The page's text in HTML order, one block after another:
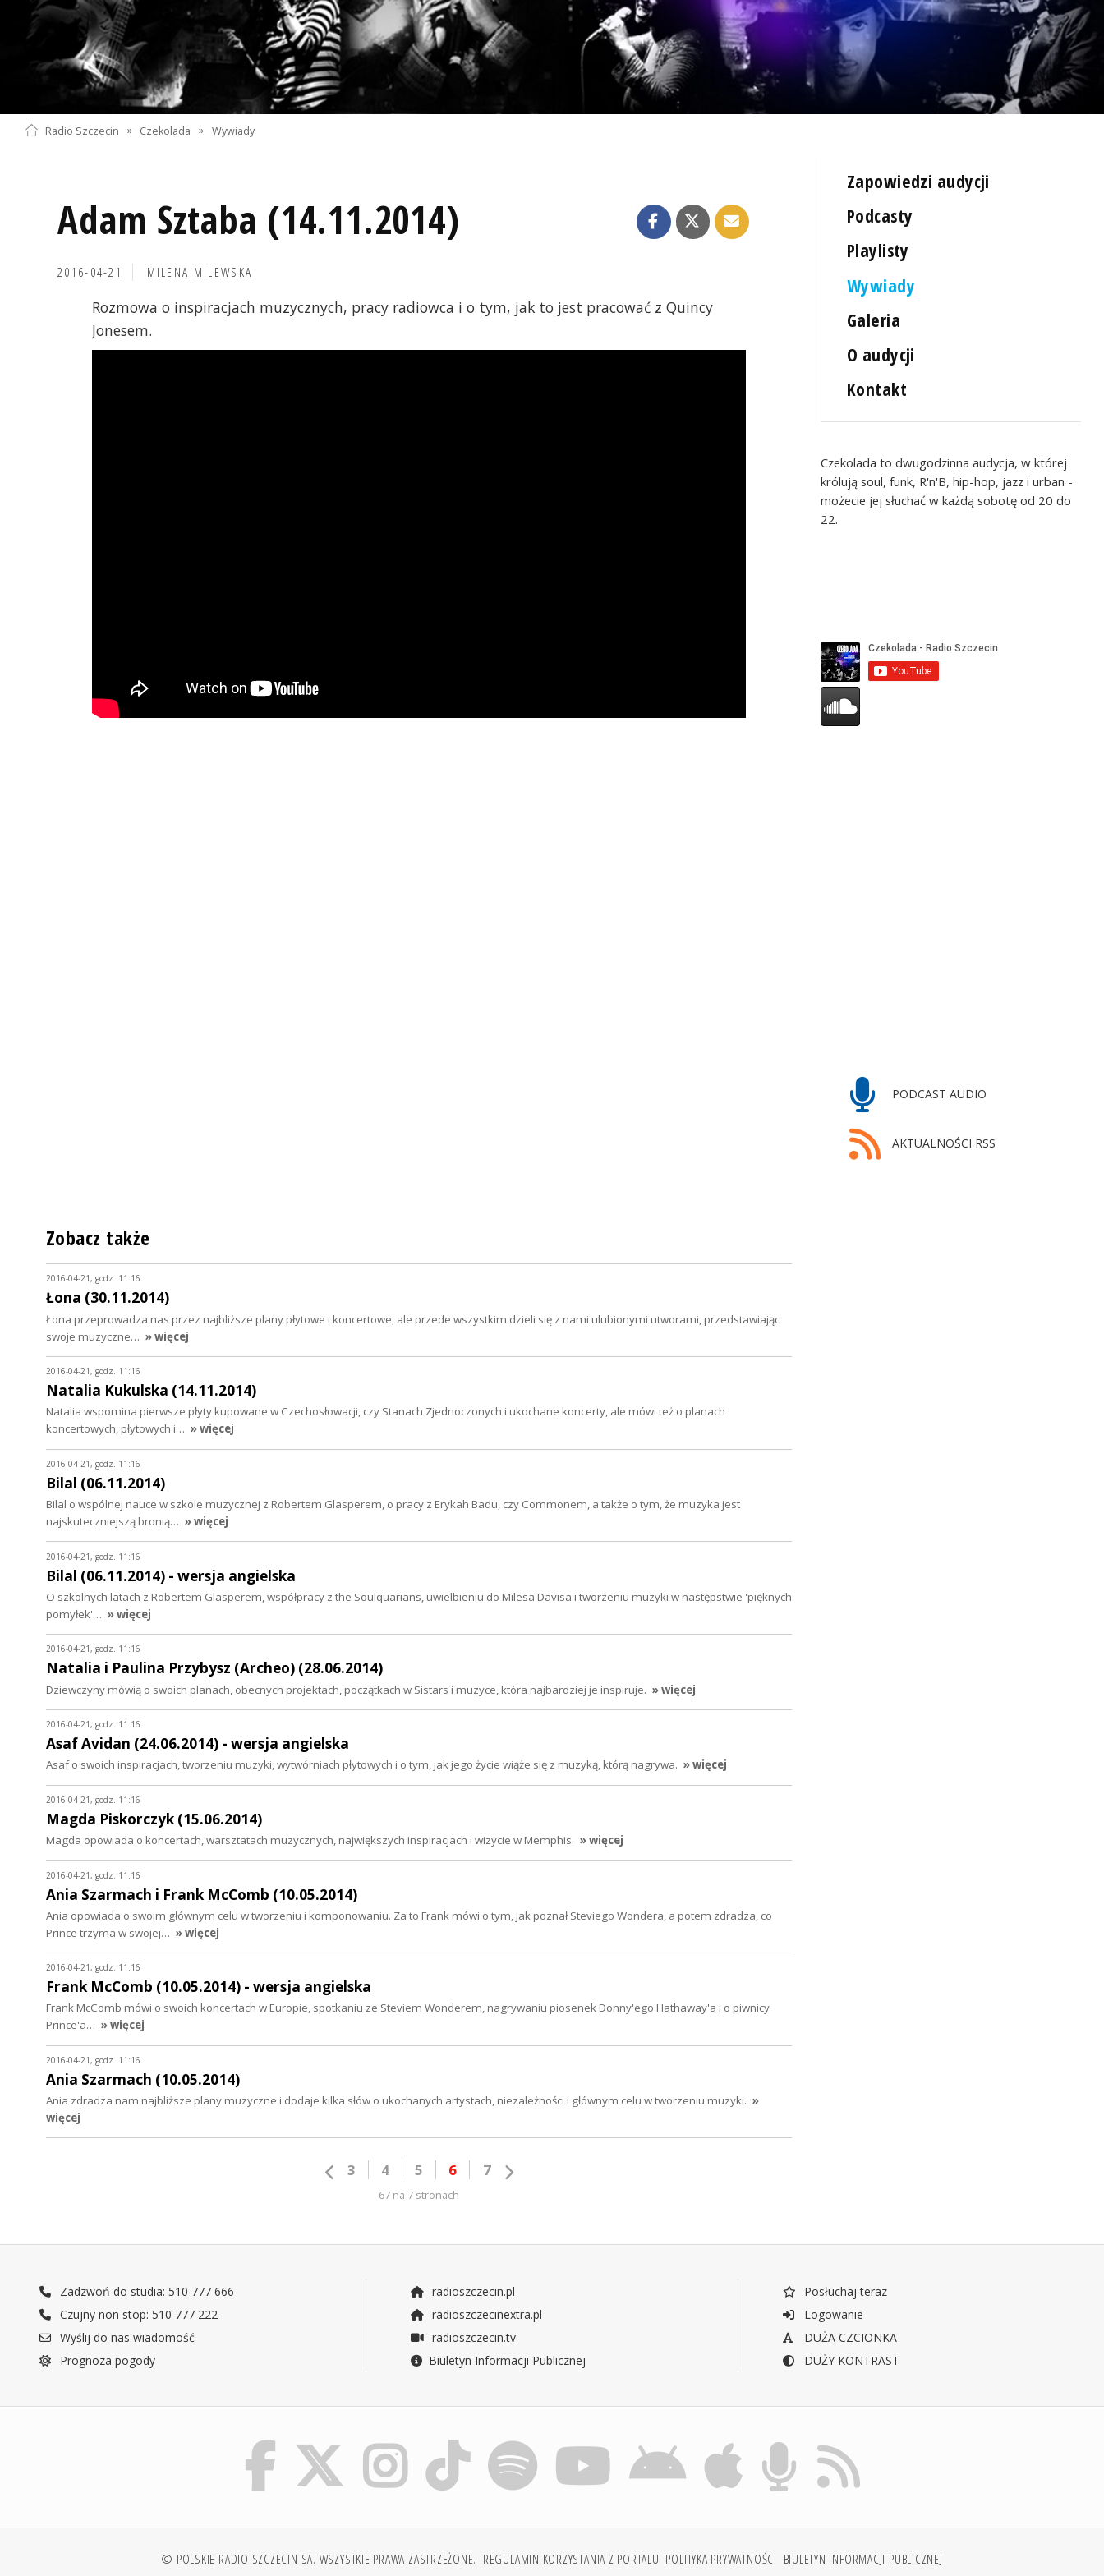
Radio Szczecin » Czekolada » Wywiady
Adam Sztaba (14.11.2014)
2016-04-21 MILENA MILEWSKA
Rozmowa o inspiracjach muzycznych, pracy radiowca i o tym, jak to jest pracować z Quincy
Jonesem.
Zapowiedzi audycji
Podcasty
Playlisty
Wywiady
Galeria
O audycji
Kontakt
Czekolada to dwugodzinna audycja, w której
królują soul, funk, R'n'B, hip-hop, jazz i urban -
możecie jej słuchać w każdą sobotę od 20 do
22.
PODCAST AUDIO
AKTUALNOŚCI RSS
Zobacz także
2016-04-21, godz. 11:16
Łona (30.11.2014)
Łona przeprowadza nas przez najbliższe plany płytowe i koncertowe, ale przede wszystkim dzieli się z nami ulubionymi utworami, przedstawiając
swoje muzyczne… » więcej
2016-04-21, godz. 11:16
Natalia Kukulska (14.11.2014)
Natalia wspomina pierwsze płyty kupowane w Czechosłowacji, czy Stanach Zjednoczonych i ukochane koncerty, ale mówi też o planach
koncertowych, płytowych i… » więcej
2016-04-21, godz. 11:16
Bilal (06.11.2014)
Bilal o wspólnej nauce w szkole muzycznej z Robertem Glasperem, o pracy z Erykah Badu, czy Commonem, a także o tym, że muzyka jest
najskuteczniejszą bronią… » więcej
2016-04-21, godz. 11:16
Bilal (06.11.2014) - wersja angielska
O szkolnych latach z Robertem Glasperem, współpracy z the Soulquarians, uwielbieniu do Milesa Davisa i tworzeniu muzyki w następstwie 'pięknych
pomyłek'… » więcej
2016-04-21, godz. 11:16
Natalia i Paulina Przybysz (Archeo) (28.06.2014)
Dziewczyny mówią o swoich planach, obecnych projektach, początkach w Sistars i muzyce, która najbardziej je inspiruje. » więcej
2016-04-21, godz. 11:16
Asaf Avidan (24.06.2014) - wersja angielska
Asaf o swoich inspiracjach, tworzeniu muzyki, wytwórniach płytowych i o tym, jak jego życie wiąże się z muzyką, którą nagrywa. » więcej
2016-04-21, godz. 11:16
Magda Piskorczyk (15.06.2014)
Magda opowiada o koncertach, warsztatach muzycznych, największych inspiracjach i wizycie w Memphis. » więcej
2016-04-21, godz. 11:16
Ania Szarmach i Frank McComb (10.05.2014)
Ania opowiada o swoim głównym celu w tworzeniu i komponowaniu. Za to Frank mówi o tym, jak poznał Steviego Wondera, a potem zdradza, co
Prince trzyma w swojej… » więcej
2016-04-21, godz. 11:16
Frank McComb (10.05.2014) - wersja angielska
Frank McComb mówi o swoich koncertach w Europie, spotkaniu ze Steviem Wonderem, nagrywaniu piosenek Donny'ego Hathaway'a i o piwnicy
Prince'a… » więcej
2016-04-21, godz. 11:16
Ania Szarmach (10.05.2014)
Ania zdradza nam najbliższe plany muzyczne i dodaje kilka słów o ukochanych artystach, niezależności i głównym celu w tworzeniu muzyki. »
więcej
3 4 5 6 7
67 na 7 stronach
Zadzwoń do studia: 510 777 666
Czujny non stop: 510 777 222
Wyślij do nas wiadomość
Prognoza pogody
radioszczecin.pl
radioszczecinextra.pl
radioszczecin.tv
Biuletyn Informacji Publicznej
Posłuchaj teraz
Logowanie
DUŻA CZCIONKA
DUŻY KONTRAST
© POLSKIE RADIO SZCZECIN SA. WSZYSTKIE PRAWA ZASTRZEŻONE. REGULAMIN KORZYSTANIA Z PORTALU POLITYKA PRYWATNOŚCI BIULETYN INFORMACJI PUBLICZNEJ